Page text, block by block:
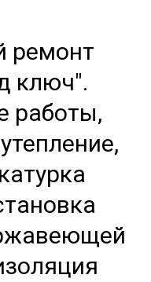
ремонт
ключ".
работы,